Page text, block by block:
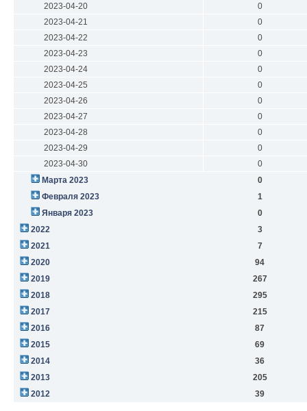
2023-04-20
0
2023-04-21
0
2023-04-22
0
2023-04-23
0
2023-04-24
0
2023-04-25
0
2023-04-26
0
2023-04-27
0
2023-04-28
0
2023-04-29
0
2023-04-30
0
Марта 2023
0
Февраля 2023
1
Января 2023
0
2022
3
2021
7
2020
94
2019
267
2018
295
2017
215
2016
87
2015
69
2014
36
2013
205
2012
39